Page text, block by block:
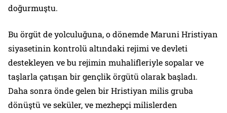
doğurmuştu.
Bu örgüt de yolculuğuna, o dönemde Maruni Hristiyan
siyasetinin kontrolü altındaki rejimi ve devleti
destekleyen ve bu rejimin muhalifleriyle sopalar ve
taşlarla çatışan bir gençlik örgütü olarak başladı.
Daha sonra önde gelen bir Hristiyan milis gruba
dönüştü ve seküler, ve mezhepçi milislerden